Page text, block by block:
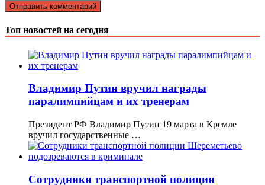
Топ новостей на сегодня
Владимир Путин вручил награды
паралимпийцам и их тренерам
Президент РФ Владимир Путин 19 марта в Кремле
вручил государственные …
Сотрудники транспортной полиции